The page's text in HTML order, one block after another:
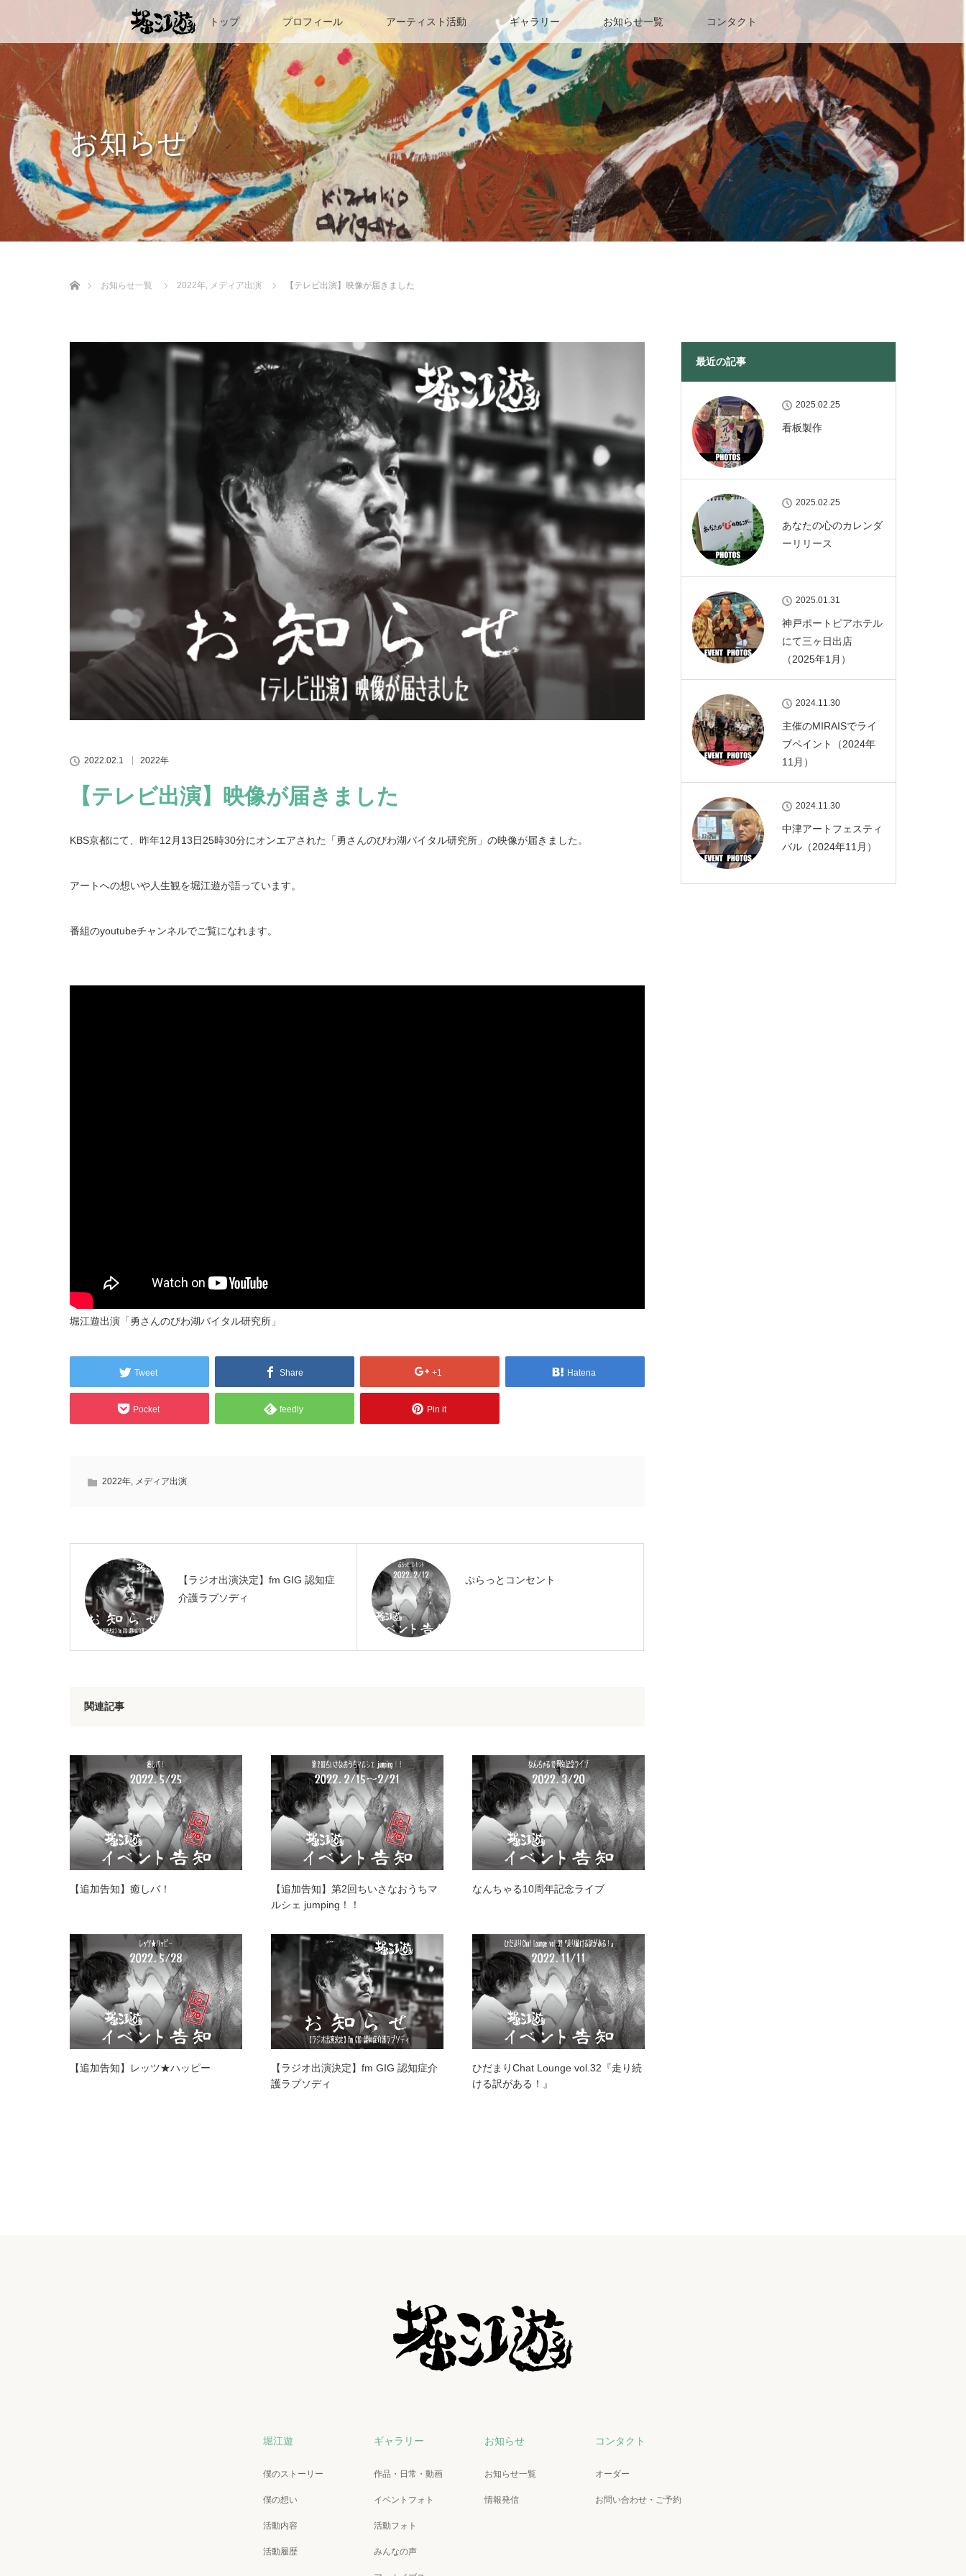
トップ プロフィール アーティスト活動 ギャラリー お知らせ一覧 コンタクト
お知らせ
お知らせ一覧
2022年, メディア出演 【テレビ出演】映像が届きました
2022.02.1 2022年
【テレビ出演】映像が届きました
KBS京都にて、昨年12月13日25時30分にオンエアされた「勇さんのびわ湖バイタル研究所」の映像が届きました。
アートへの想いや人生観を堀江遊が語っています。
番組のyoutubeチャンネルでご覧になれます。
堀江遊出演「勇さんのびわ湖バイタル研究所」
Tweet Share +1 Hatena
Pocket feedly Pin it
2022年, メディア出演
【ラジオ出演決定】fm GIG 認知症
介護ラプソディ
ぷらっとコンセント
関連記事
【追加告知】癒しバ！
【追加告知】第2回ちいさなおうちマ
ルシェ jumping！！
なんちゃる10周年記念ライブ
【追加告知】レッツ★ハッピー
【ラジオ出演決定】fm GIG 認知症介
護ラプソディ
ひだまりChat Lounge vol.32『走り続
ける訳がある！』
最近の記事
2025.02.25
看板製作
2025.02.25
あなたの心のカレンダ
ーリリース
2025.01.31
神戸ポートピアホテル
にて三ヶ日出店
（2025年1月）
2024.11.30
主催のMIRAISでライ
ブペイント（2024年
11月）
2024.11.30
中津アートフェスティ
バル（2024年11月）
堀江遊
僕のストーリー
僕の想い
活動内容
活動履歴
ギャラリー
作品・日常・動画
イベントフォト
活動フォト
みんなの声
お知らせ
お知らせ一覧
情報発信
コンタクト
オーダー
お問い合わせ・ご予約